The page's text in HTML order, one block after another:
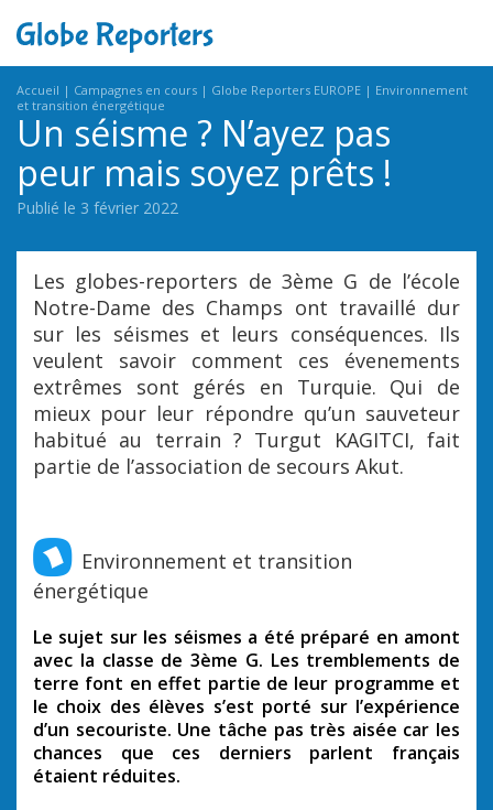
Accueil Campagnes en cours Globe Reporters EUROPE
Environnement
et transition énergétique
Un séisme ? N’ayez pas
peur mais soyez prêts !
Publié le 3 février 2022
Les globes-reporters de 3ème G de l’école
Notre-Dame des Champs ont travaillé dur
sur les séismes et leurs conséquences. Ils
veulent savoir comment ces évenements
extrêmes sont gérés en Turquie. Qui de
mieux pour leur répondre qu’un sauveteur
habitué au terrain ? Turgut KAGITCI, fait
partie de l’association de secours Akut.
Environnement et transition
énergétique
Le sujet sur les séismes a été préparé en amont
avec la classe de 3ème G. Les tremblements de
terre font en effet partie de leur programme et
le choix des élèves s’est porté sur l’expérience
d’un secouriste. Une tâche pas très aisée car les
chances que ces derniers parlent français
étaient réduites.